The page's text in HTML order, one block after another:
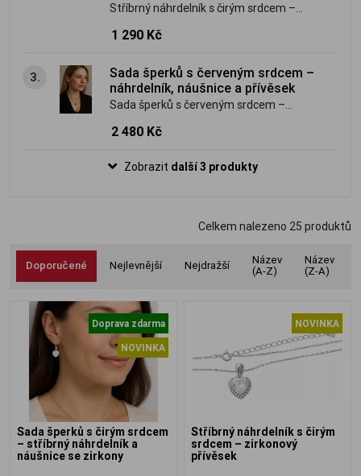
Stříbrný náhrdelník s čirým srdcem –
zirkonový přívěsek je vyrobený ze stříbra
1 290 Kč
3.
Sada šperků s červeným srdcem –
náhrdelník, náušnice a přívěsek
Sada šperků s červeným srdcem –
náhrdelník, náušnice a přívěsek je
Velice oblíbená.
2 480 Kč
Zobrazit další 3 produkty
Celkem nalezeno 25 produktů
Doporučené Nejlevnější Nejdražší
Název
(A-Z)
Název
(Z-A)
Doprava zdarma
NOVINKA
Sada šperků s čirým srdcem
– stříbrný náhrdelník a
náušnice se zirkony
NOVINKA
Stříbrný náhrdelník s čirým
srdcem – zirkonový
přívěsek